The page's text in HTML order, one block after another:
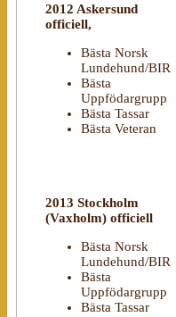
2012 Askersund
officiell,
Bästa Norsk
Lundehund/BIR
Bästa
Uppfödargrupp
Bästa Tassar
Bästa Veteran
2013 Stockholm
(Vaxholm) officiell
Bästa Norsk
Lundehund/BIR
Bästa
Uppfödargrupp
Bästa Tassar